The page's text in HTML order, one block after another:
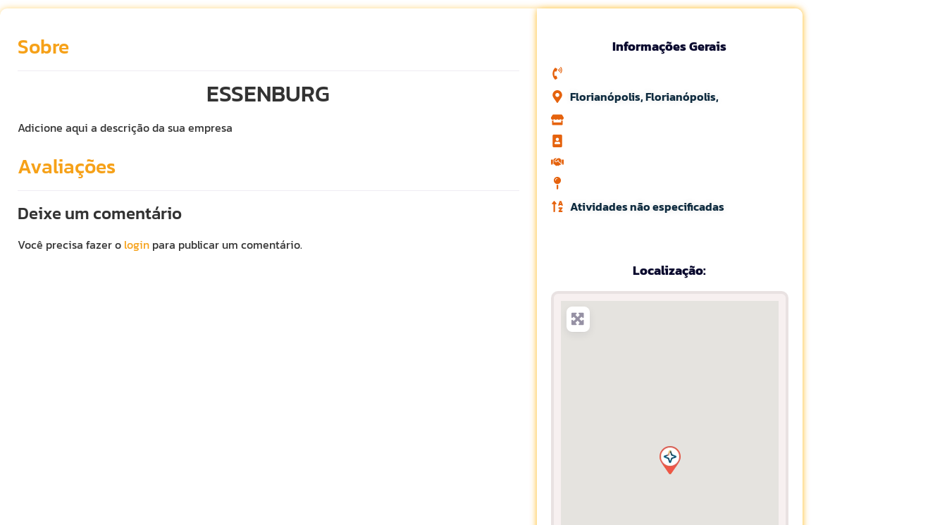
Sobre
ESSENBURG
Adicione aqui a descrição da sua empresa
Avaliações
Deixe um comentário
Você precisa fazer o login para publicar um comentário.
Informações Gerais
Florianópolis, Florianópolis,
Atividades não especificadas
Localização: